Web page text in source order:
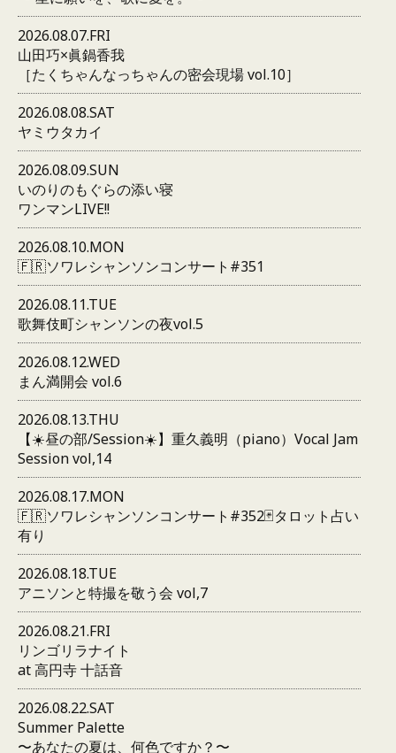
2026.08.07.FRI
山田巧×眞鍋香我
［たくちゃんなっちゃんの密会現場 vol.10］
2026.08.08.SAT
ヤミウタカイ
2026.08.09.SUN
いのりのもぐらの添い寝
ワンマンLIVE!!
2026.08.10.MON
🇫🇷ソワレシャンソンコンサート#351
2026.08.11.TUE
歌舞伎町シャンソンの夜vol.5
2026.08.12.WED
まん満開会 vol.6
2026.08.13.THU
【☀️昼の部/Session☀️】重久義明（piano）Vocal Jam
Session vol,14
2026.08.17.MON
🇫🇷ソワレシャンソンコンサート#352🃏タロット占い
有り
2026.08.18.TUE
アニソンと特撮を敬う会 vol,7
2026.08.21.FRI
リンゴリラナイト
at 高円寺 十話音
2026.08.22.SAT
Summer Palette
〜あなたの夏は、何色ですか？〜